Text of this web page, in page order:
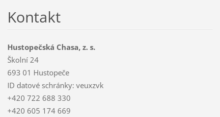
Kontakt
Hustopečská Chasa, z. s.
Školní 24
693 01 Hustopeče
ID datové schránky: veuxzvk
+420 722 688 330
+420 605 174 669